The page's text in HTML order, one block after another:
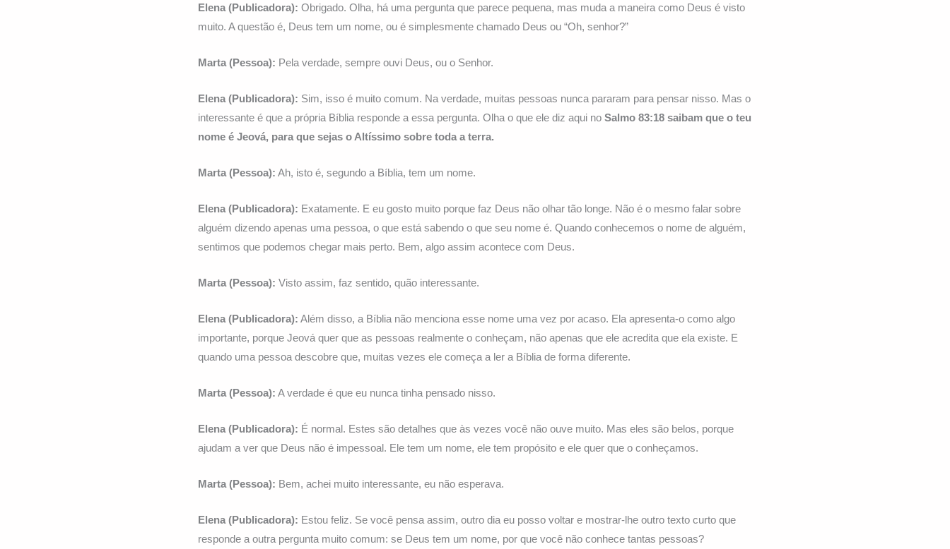
Elena (Publicadora): Obrigado. Olha, há uma pergunta que parece pequena, mas muda a maneira como Deus é visto
muito. A questão é, Deus tem um nome, ou é simplesmente chamado Deus ou “Oh, senhor?”
Marta (Pessoa): Pela verdade, sempre ouvi Deus, ou o Senhor.
Elena (Publicadora): Sim, isso é muito comum. Na verdade, muitas pessoas nunca pararam para pensar nisso. Mas o
interessante é que a própria Bíblia responde a essa pergunta. Olha o que ele diz aqui noSalmo 83:18 saibam que o teu
nome é Jeová, para que sejas o Altíssimo sobre toda a terra.
Marta (Pessoa): Ah, isto é, segundo a Bíblia, tem um nome.
Elena (Publicadora): Exatamente. E eu gosto muito porque faz Deus não olhar tão longe. Não é o mesmo falar sobre
alguém dizendo apenas uma pessoa, o que está sabendo o que seu nome é. Quando conhecemos o nome de alguém,
sentimos que podemos chegar mais perto. Bem, algo assim acontece com Deus.
Marta (Pessoa): Visto assim, faz sentido, quão interessante.
Elena (Publicadora): Além disso, a Bíblia não menciona esse nome uma vez por acaso. Ela apresenta-o como algo
importante, porque Jeová quer que as pessoas realmente o conheçam, não apenas que ele acredita que ela existe. E
quando uma pessoa descobre que, muitas vezes ele começa a ler a Bíblia de forma diferente.
Marta (Pessoa): A verdade é que eu nunca tinha pensado nisso.
Elena (Publicadora): É normal. Estes são detalhes que às vezes você não ouve muito. Mas eles são belos, porque
ajudam a ver que Deus não é impessoal. Ele tem um nome, ele tem propósito e ele quer que o conheçamos.
Marta (Pessoa): Bem, achei muito interessante, eu não esperava.
Elena (Publicadora): Estou feliz. Se você pensa assim, outro dia eu posso voltar e mostrar-lhe outro texto curto que
responde a outra pergunta muito comum: se Deus tem um nome, por que você não conhece tantas pessoas?